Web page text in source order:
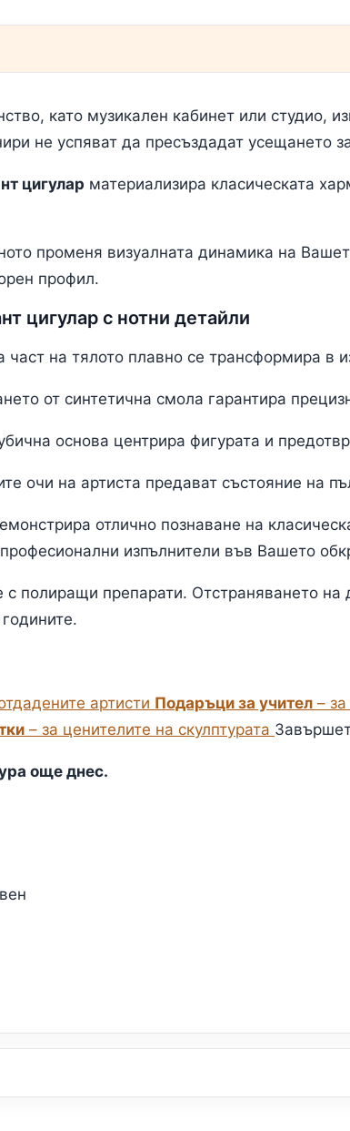
като музикален кабинет или студио,
не успяват да пресъздадат усещането
цигулар материализира класическата
променя визуалната динамика на
профил.
цигулар с нотни детайли
част на тялото плавно се трансформира в
от синтетична смола гарантира
основа центрира фигурата и
очи на артиста предават състояние на
отлично познаване на
изпълнители във Вашето
с полиращи препарати. Отстраняването
артисти Подаръци за учител –
– за ценителите на скулптурата
още днес.